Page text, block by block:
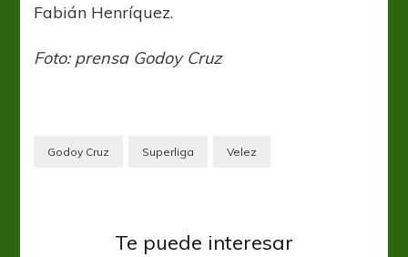
Fabián Henríquez.
Foto: prensa Godoy Cruz
Godoy Cruz Superliga Velez
Te puede interesar